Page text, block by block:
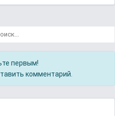
первым!
комментарий.